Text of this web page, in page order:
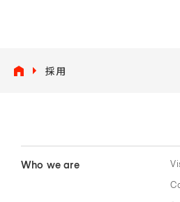
採用
Who we are